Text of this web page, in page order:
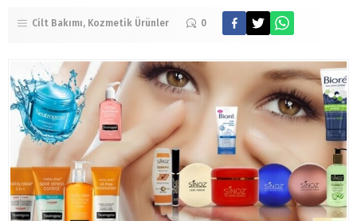
Cilt Bakımı Kozmetik Ürünler 0